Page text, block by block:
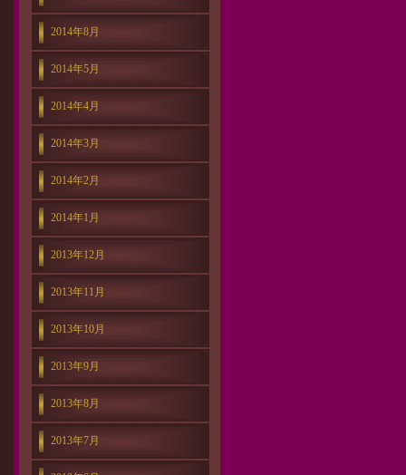
2014年8月
2014年5月
2014年4月
2014年3月
2014年2月
2014年1月
2013年12月
2013年11月
2013年10月
2013年9月
2013年8月
2013年7月